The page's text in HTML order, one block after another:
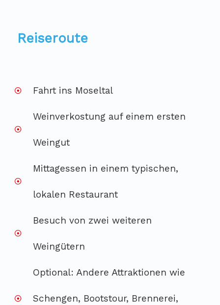
Reiseroute
Fahrt ins Moseltal
Weinverkostung auf einem ersten
Weingut
Mittagessen in einem typischen,
lokalen Restaurant
Besuch von zwei weiteren
Weingütern
Optional: Andere Attraktionen wie
Schengen, Bootstour, Brennerei,